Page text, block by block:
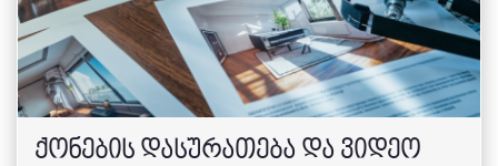
ქონების დასურათება და ვიდეო